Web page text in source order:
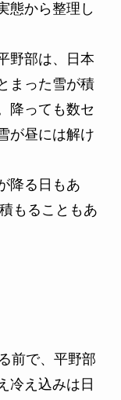
態から整理し
野部は、日本
まった雪が積
降っても数セ
が昼には解け
降る日もあ
もることもあ
前で、平野部
冷え込みは日